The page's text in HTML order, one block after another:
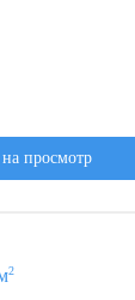
на просмотр
2